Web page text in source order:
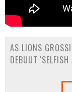
AS LIONS
DEBUUT 'SELFISH